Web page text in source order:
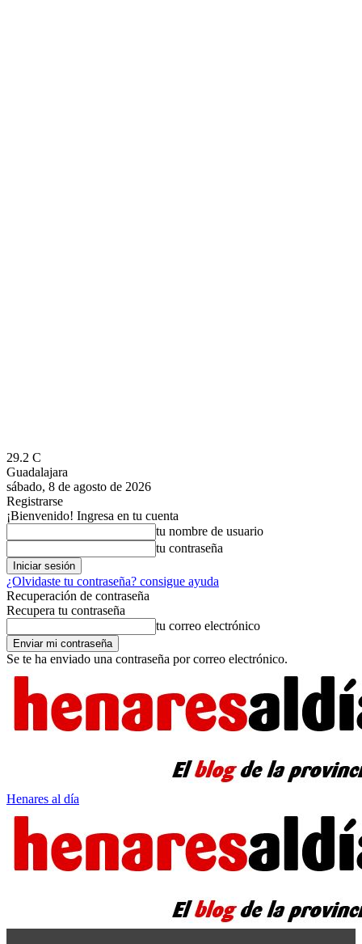
29.2 C
Guadalajara
sábado, 8 de agosto de 2026
Registrarse
¡Bienvenido! Ingresa en tu cuenta
tu nombre de usuario
tu contraseña
¿Olvidaste tu contraseña? consigue ayuda
Recuperación de contraseña
Recupera tu contraseña
tu correo electrónico
Se te ha enviado una contraseña por correo electrónico.
Henares al día